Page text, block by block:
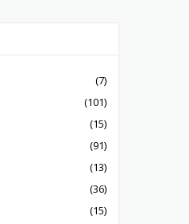
(7)
(101)
(15)
(91)
(13)
(36)
(15)